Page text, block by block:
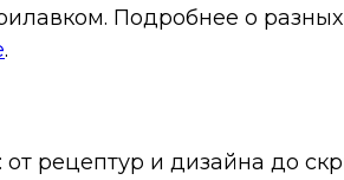
от рецептур и дизайна до
Подробнее о разных
.